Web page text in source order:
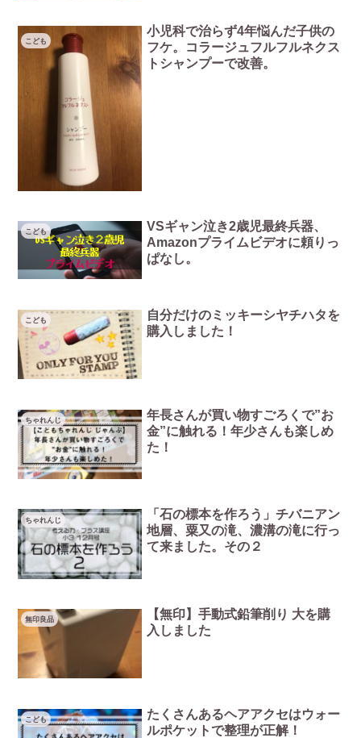
こども
小児科で治らず4年悩んだ子供の
フケ。コラージュフルフルネクス
トシャンプーで改善。
こども
VSギャン泣き2歳児最終兵器、
Amazonプライムビデオに頼りっ
ぱなし。
こども
自分だけのミッキーシヤチハタを
購入しました！
ちゃれんじ
年長さんが買い物すごろくで”お
金”に触れる！年少さんも楽しめ
た！
ちゃれんじ
「石の標本を作ろう」チバニアン
地層、粟又の滝、濃溝の滝に行っ
て来ました。その２
無印良品
【無印】手動式鉛筆削り 大を購
入しました
こども
たくさんあるヘアアクセはウォー
ルポケットで整理が正解！